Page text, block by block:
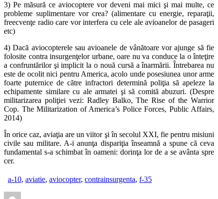
3) Pe măsură ce aviocoptere vor deveni mai mici şi mai multe, ce
probleme suplimentare vor crea? (alimentare cu energie, reparaţii,
freecvenţe radio care vor interfera cu cele ale avioanelor de pasageri
etc)
4) Dacă aviocopterele sau avioanele de vânătoare vor ajunge să fie
folosite contra insurgenţelor urbane, oare nu va conduce la o înteţire
a confruntărilor şi implicit la o nouă cursă a înarmării. Întrebarea nu
este de ocolit nici pentru America, acolo unde posesiunea unor arme
foarte puternice de către infractori determină poliţia să apeleze la
echipamente similare cu ale armatei şi să comită abuzuri. (Despre
militarizarea poliţiei vezi: Radley Balko, The Rise of the Warrior
Cop. The Militarization of America’s Police Forces, Public Affairs,
2014)
În orice caz, aviaţia are un viitor şi în secolul XXI, fie pentru misiuni
civile sau militare. A-i anunţa dispariţia înseamnă a spune că ceva
fundamental s-a schimbat în oameni: dorinţa lor de a se avânta spre
cer.
a-10, aviatie, aviocopter, contrainsurgenta, f-35